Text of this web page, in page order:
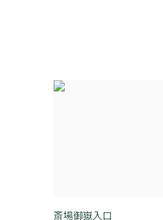
斎場御嶽入口